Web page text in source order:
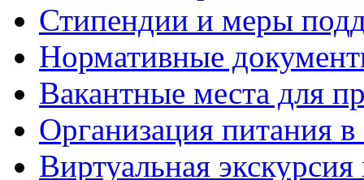
Стипендии и меры
Нормативные
Вакантные места для
Организация питания в
Виртуальная